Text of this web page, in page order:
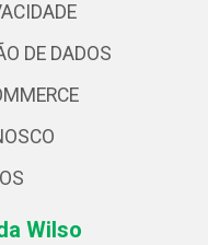
DE DADOS
Wilso